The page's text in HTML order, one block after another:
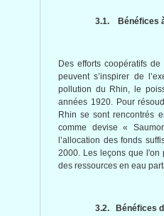
3.1. Bénéfices
Des efforts coopératifsde
peuvent s’inspirer de
pollution du Rhin, le
années 1920. Pour
Rhin sesont rencontrés
comme devise «
l’allocation des fonds
2000. Les leçons que l'on
des ressources en eau
3.2. Bénéfices